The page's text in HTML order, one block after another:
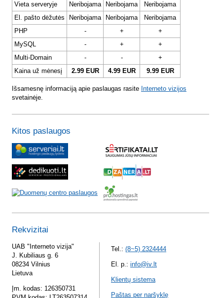
Vieta serveryje
Neribojama Neribojama
Neribojama
El. pašto dėžutės
Neribojama Neribojama
Neribojama
PHP
- +
+
MySQL
- +
+
Multi-Domain
- -
+
Kaina už mėnesį
2.99 EUR 4.99 EUR 9.99 EUR
Išsamesnę informaciją apie paslaugas rasite Interneto vizijos
svetainėje.
Kitos paslaugos
Rekvizitai
UAB "Interneto vizija"
J. Kubiliaus g. 6
08234 Vilnius
Lietuva
Įm. kodas: 126350731
Tel.: (8~5) 2324444
El. p.: info@iv.lt
Klientų sistema
Paštas per naršyklę